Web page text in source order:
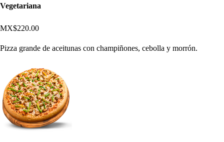
Vegetariana
MX$220.00
Pizza grande de aceitunas con champiñones, cebolla y morrón.